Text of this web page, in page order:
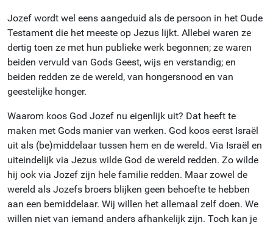
Jozef wordt wel eens aangeduid als de persoon in het Oude
Testament die het meeste op Jezus lijkt. Allebei waren ze
dertig toen ze met hun publieke werk begonnen; ze waren
beiden vervuld van Gods Geest, wijs en verstandig; en
beiden redden ze de wereld, van hongersnood en van
geestelijke honger.
Waarom koos God Jozef nu eigenlijk uit? Dat heeft te
maken met Gods manier van werken. God koos eerst Israël
uit als (be)middelaar tussen hem en de wereld. Via Israël en
uiteindelijk via Jezus wilde God de wereld redden. Zo wilde
hij ook via Jozef zijn hele familie redden. Maar zowel de
wereld als Jozefs broers blijken geen behoefte te hebben
aan een bemiddelaar. Wij willen het allemaal zelf doen. We
willen niet van iemand anders afhankelijk zijn. Toch kan je